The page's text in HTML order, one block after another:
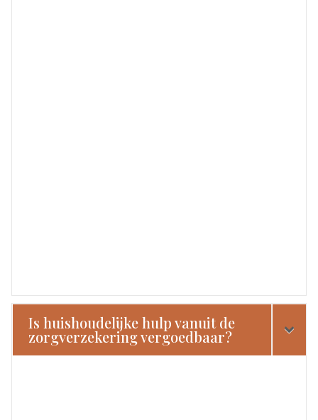
Is huishoudelijke hulp vanuit de
zorgverzekering vergoedbaar?